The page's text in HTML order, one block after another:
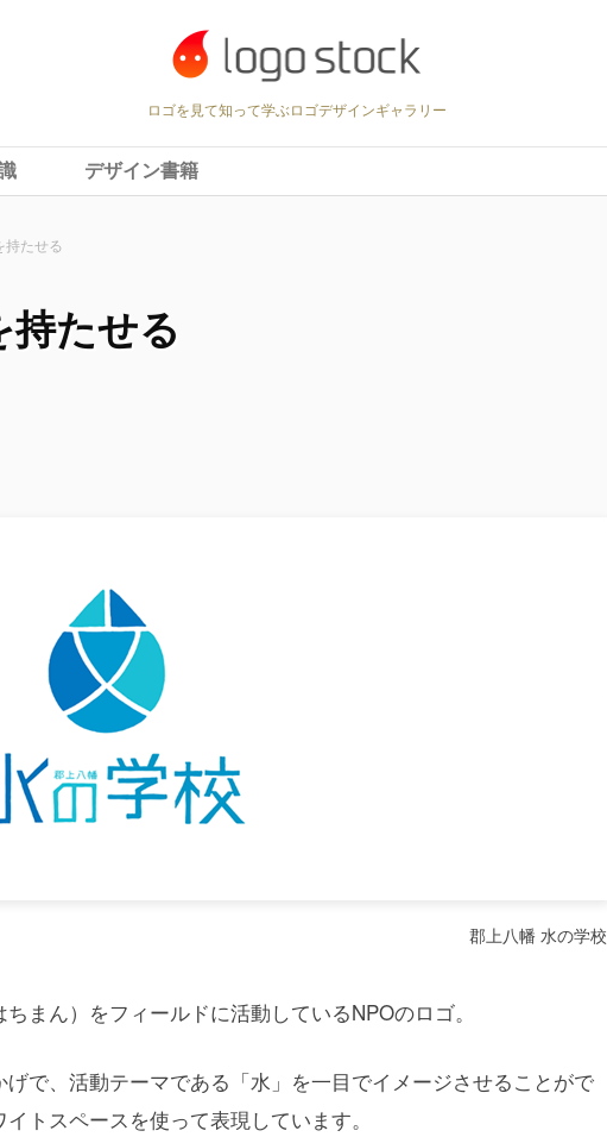
ロゴを見て知って学ぶロゴデザインギャラリー
デザイン書籍
持たせる
たせる
郡上八幡 水の学校
まん）をフィールドに活動しているNPOのロゴ。
で、活動テーマである「水」を一目でイメージさせることがで
トスペースを使って表現しています。